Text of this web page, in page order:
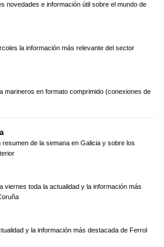
novedades e información útil sobre el mundo de
la información más relevante del sector
marineros en formato comprimido (conexiones de
resumen de la semana en Galicia y sobre los
viernes toda la actualidad y la información más
y la información más destacada de Ferrol